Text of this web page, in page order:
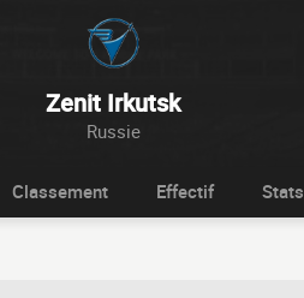
Zenit Irkutsk
Russie
Classement Effectif Stats